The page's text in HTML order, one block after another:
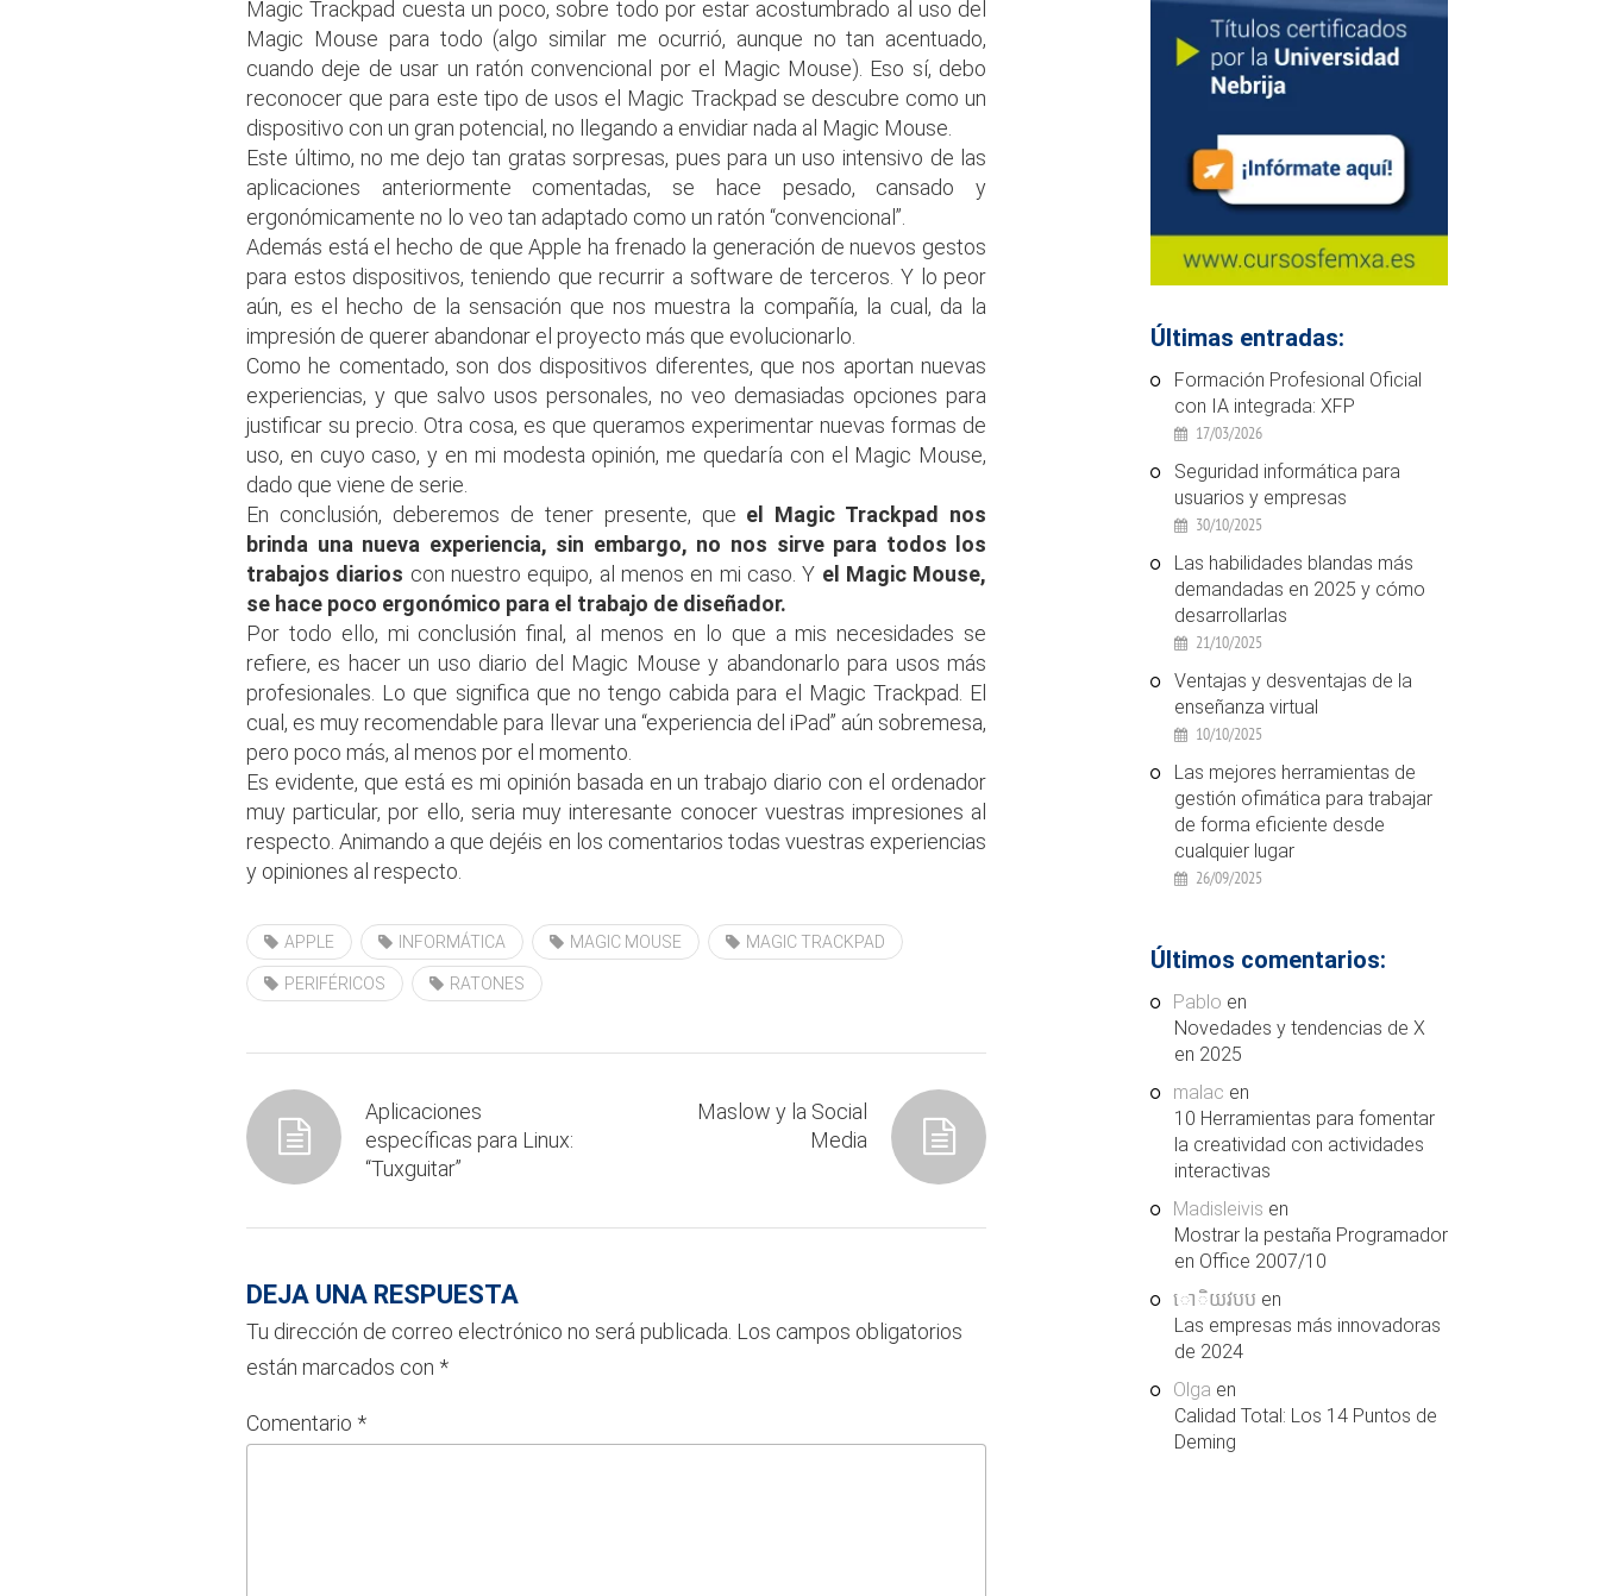
Magic Trackpad cuesta un poco, sobre todo por estar acostumbrado al uso del
Magic Mouse para todo (algo similar me ocurrió, aunque no tan acentuado,
cuando deje de usar un ratón convencional por el Magic Mouse). Eso sí, debo
reconocer que para este tipo de usos el Magic Trackpad se descubre como un
dispositivo con un gran potencial, no llegando a envidiar nada al Magic Mouse.
Este último, no me dejo tan gratas sorpresas, pues para un uso intensivo de las
aplicaciones anteriormente comentadas, se hace pesado, cansado y
ergonómicamente no lo veo tan adaptado como un ratón “convencional”.
Además está el hecho de que Apple ha frenado la generación de nuevos gestos
para estos dispositivos, teniendo que recurrir a software de terceros. Y lo peor
aún, es el hecho de la sensación que nos muestra la compañía, la cual, da la
impresión de querer abandonar el proyecto más que evolucionarlo.
Como he comentado, son dos dispositivos diferentes, que nos aportan nuevas
experiencias, y que salvo usos personales, no veo demasiadas opciones para
justificar su precio. Otra cosa, es que queramos experimentar nuevas formas de
uso, en cuyo caso, y en mi modesta opinión, me quedaría con el Magic Mouse,
dado que viene de serie.
En conclusión, deberemos de tener presente, que el Magic Trackpad nos
brinda una nueva experiencia, sin embargo, no nos sirve para todos los
trabajos diarios con nuestro equipo, al menos en mi caso. Y el Magic Mouse,
se hace poco ergonómico para el trabajo de diseñador.
Por todo ello, mi conclusión final, al menos en lo que a mis necesidades se
refiere, es hacer un uso diario del Magic Mouse y abandonarlo para usos más
profesionales. Lo que significa que no tengo cabida para el Magic Trackpad. El
cual, es muy recomendable para llevar una “experiencia del iPad” aún sobremesa,
pero poco más, al menos por el momento.
Es evidente, que está es mi opinión basada en un trabajo diario con el ordenador
muy particular, por ello, seria muy interesante conocer vuestras impresiones al
respecto. Animando a que dejéis en los comentarios todas vuestras experiencias
y opiniones al respecto.
APPLE INFORMÁTICA MAGIC MOUSE MAGIC TRACKPAD
PERIFÉRICOS RATONES
Aplicaciones
específicas para Linux:
“Tuxguitar”
Maslow y la Social
Media
DEJA UNA RESPUESTA
Tu dirección de correo electrónico no será publicada. Los campos obligatorios
están marcados con *
Comentario *
Últimas entradas:
Formación Profesional Oficial
con IA integrada: XFP
17/03/2026
Seguridad informática para
usuarios y empresas
30/10/2025
Las habilidades blandas más
demandadas en 2025 y cómo
desarrollarlas
21/10/2025
Ventajas y desventajas de la
enseñanza virtual
10/10/2025
Las mejores herramientas de
gestión ofimática para trabajar
de forma eficiente desde
cualquier lugar
26/09/2025
Últimos comentarios:
Pablo en
Novedades y tendencias de X
en 2025
malac en
10 Herramientas para fomentar
la creatividad con actividades
interactivas
Madisleivis en
Mostrar la pestaña Programador
en Office 2007/10
ោិយវបប en
Las empresas más innovadoras
de 2024
Olga en
Calidad Total: Los 14 Puntos de
Deming